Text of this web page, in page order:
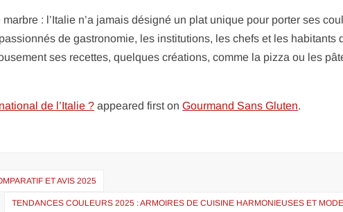
: l’Italie n’a jamais désigné un plat unique pour porter ses
de gastronomie, les institutions, les chefs et les habitants
ses recettes, quelques créations, comme la pizza ou les
de l’Italie ? appeared first onGourmand Sans Gluten.
ET AVIS 2025
TENDANCES COULEURS 2025 : ARMOIRES DE CUISINE HARMONIEUSES ET